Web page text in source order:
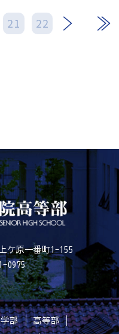
21 22
次 最後
ケ原一番町1-155
0975
部
高等部